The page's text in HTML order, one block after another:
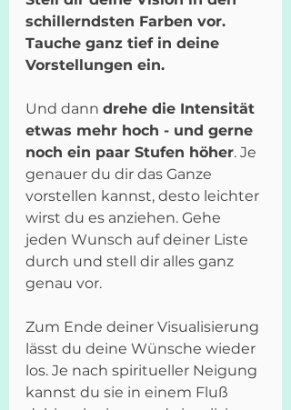
schillerndsten Farben vor.
Tauche ganz tief in deine
Vorstellungen ein.
Und dann drehe die Intensität
etwas mehr hoch - und gerne
noch ein paar Stufen höher. Je
genauer du dir das Ganze
vorstellen kannst, desto leichter
wirst du es anziehen. Gehe
jeden Wunsch auf deiner Liste
durch und stell dir alles ganz
genau vor.
Zum Ende deiner Visualisierung
lässt du deine Wünsche wieder
los. Je nach spiritueller Neigung
kannst du sie in einem Fluß